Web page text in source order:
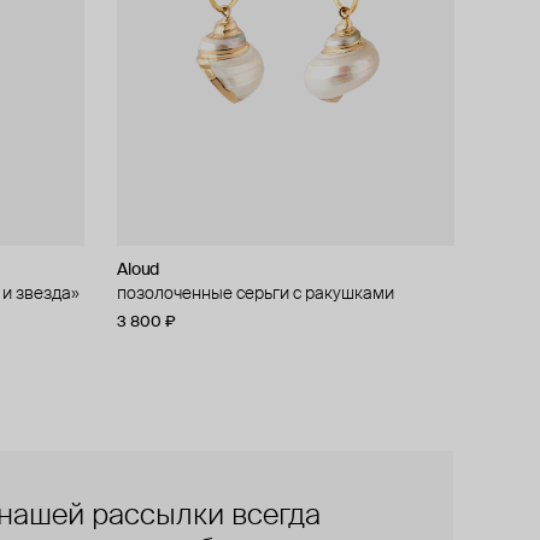
звезда»
Aloud
позолоченные серьги с ракушками
3 800 ₽
рассылки всегда